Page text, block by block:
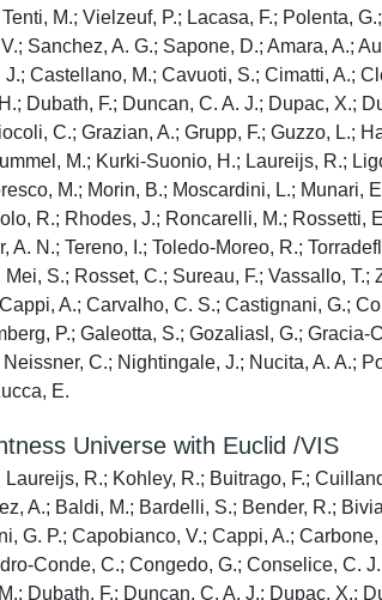
M.; Vielzeuf, P.; Lacasa, F.; Polenta,
Sanchez, A. G.; Sapone, D.; Amara, A.;
Castellano, M.; Cavuoti, S.; Cimatti, A.;
Dubath, F.; Duncan, C. A. J.; Dupac, X.;
C.; Grazian, A.; Grupp, F.; Guzzo, L.;
M.; Kurki-Suonio, H.; Laureijs, R.;
M.; Morin, B.; Moscardini, L.;
R.; Rhodes, J.; Roncarelli, M.; Rossetti,
N.; Tereno, I.; Toledo-Moreo, R.;
S.; Rosset, C.; Sureau, F.; Vassallo,
A.; Carvalho, C. S.; Castignani, G.;
P.; Galeotta, S.; Gozaliasl, G.;
C.; Nightingale, J.; Nucita, A. A.;
E.
Universe with Euclid /VIS
R.; Kohley, R.; Buitrago, F.;
A.; Baldi, M.; Bardelli, S.; Bender, R.;
P.; Capobianco, V.; Cappi, A.;
Conde, C.; Congedo, G.; Conselice, C.
Dubath, F.; Duncan, C. A. J.; Dupac, X.;